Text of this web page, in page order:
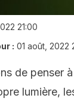
21:00
: 01 août, 2022
de penser
lumière,